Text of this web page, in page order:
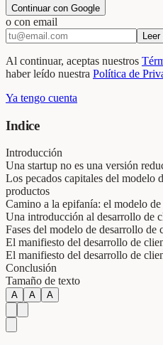
Continuar con Google
o con email
Al continuar, aceptas nuestros
haber leído nuestra Política de
Ya tengo cuenta
Indice
Introducción
Una startup no es una versión
Los pecados capitales del modelo
productos
Camino a la epifanía: el modelo
Una introducción al desarrollo de
Fases del modelo de desarrollo de
El manifiesto del desarrollo de
El manifiesto del desarrollo de
Conclusión
Tamaño de texto
A A A